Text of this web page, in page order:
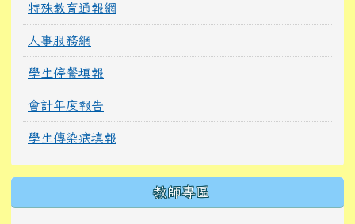
特殊教育通報網
人事服務網
學生停餐填報
會計年度報告
學生傳染病填報
教師專區